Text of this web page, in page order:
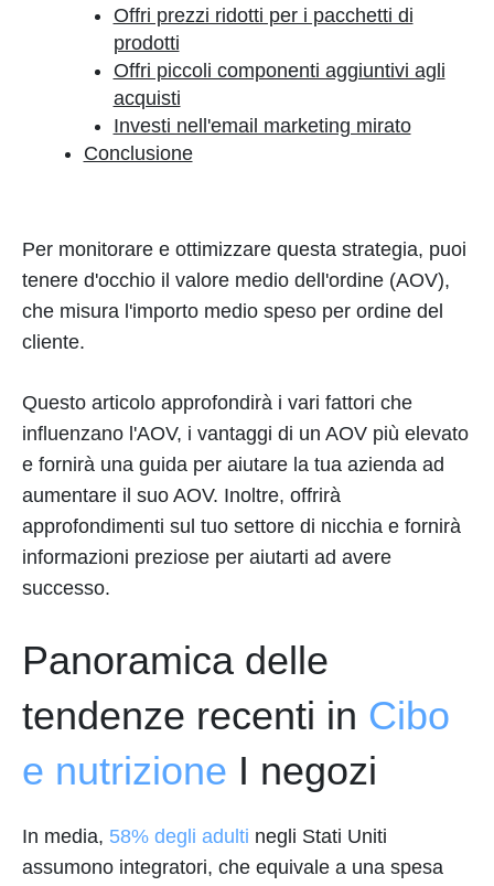
Offri prezzi ridotti per i pacchetti di
prodotti
Offri piccoli componenti aggiuntivi agli
acquisti
Investi nell'email marketing mirato
Conclusione
Per monitorare e ottimizzare questa strategia, puoi
tenere d'occhio il valore medio dell'ordine (AOV),
che misura l'importo medio speso per ordine del
cliente.
Questo articolo approfondirà i vari fattori che
influenzano l'AOV, i vantaggi di un AOV più elevato
e fornirà una guida per aiutare la tua azienda ad
aumentare il suo AOV. Inoltre, offrirà
approfondimenti sul tuo settore di nicchia e fornirà
informazioni preziose per aiutarti ad avere
successo.
Panoramica delle
tendenze recenti in Cibo
e nutrizione I negozi
In media, 58% degli adulti negli Stati Uniti
assumono integratori, che equivale a una spesa